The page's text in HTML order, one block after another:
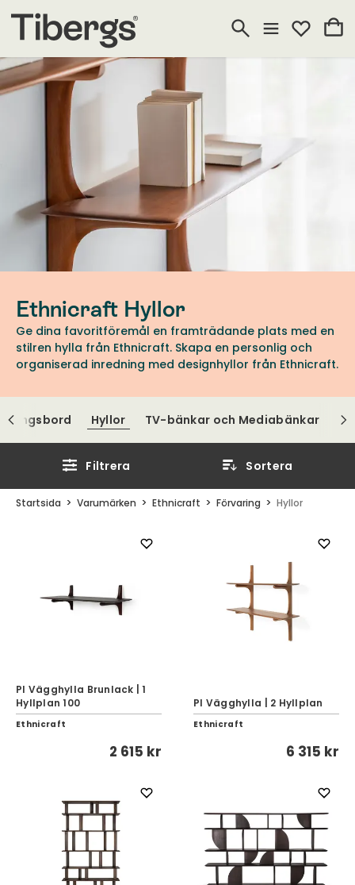
Ethnicraft Hyllor
Ge dina favoritföremål en framträdande plats med en
stilren hylla från Ethnicraft. Skapa en personlig och
organiserad inredning med designhyllor från Ethnicraft.
Hyllor TV-bänkar och Mediabänkar
Filtrera Sortera
Startsida Varumärken Ethnicraft Förvaring Hyllor
PI Vägghylla Brunlack | 1
Hyllplan 100
Ethnicraft
2 615 kr
PI Vägghylla | 2 Hyllplan
Ethnicraft
6 315 kr